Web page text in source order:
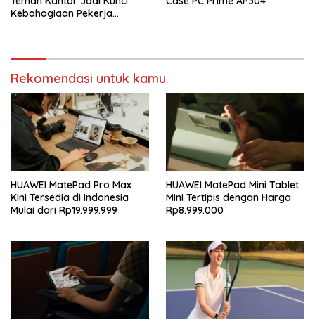
Kebahagiaan Pekerja
Rekomendasi untuk kamu
HUAWEI MatePad Pro Max
Kini Tersedia di Indonesia
Mulai dari Rp19.999.999
HUAWEI MatePad Mini Tablet
Mini Tertipis dengan Harga
Rp8.999.000